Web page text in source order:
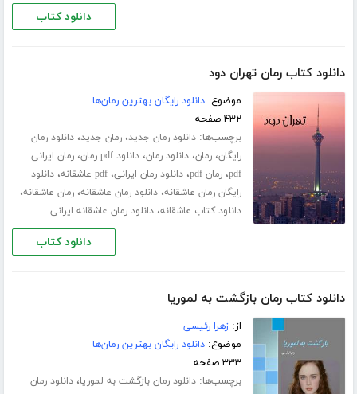
دانلود کتاب
دانلود کتاب رمان تهران دود
موضوع:دانلود رایگان بهترین رمان‌ها
۴۳۲ صفحه
برچسب‌ها:دانلود رمان جدید،رمان جدید،دانلود رمان
رایگان،رمان،دانلود رمان،دانلود pdf رمان ،رمان ایرانی
pdf،رمان pdf ،دانلود رمان ایرانی،pdf عاشقانه ،دانلود
رایگان رمان عاشقانه،دانلود رمان عاشقانه،رمان عاشقانه،
دانلود کتاب عاشقانه،دانلود رمان عاشقانه ایرانی
دانلود کتاب
دانلود کتاب رمان بازگشت به لموریا
از:زهرا رئیسی
موضوع:دانلود رایگان بهترین رمان‌ها
۳۳۳ صفحه
برچسب‌ها:دانلود رمان بازگشت به لموریا،دانلود رمان